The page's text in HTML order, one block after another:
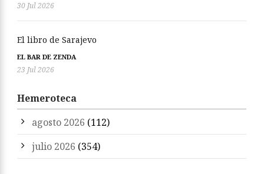
30 Jul 2026
El libro de Sarajevo
EL BAR DE ZENDA
23 Jul 2026
Hemeroteca
agosto 2026 (112)
julio 2026 (354)